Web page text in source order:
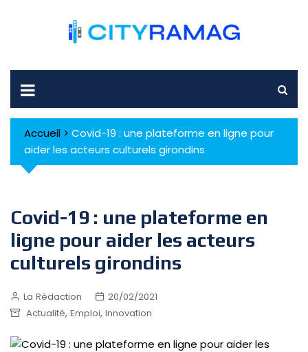
Accueil > Covid-19 : une plateforme en ligne pour
aider les acteurs culturels girondins
Covid-19 : une plateforme en
ligne pour aider les acteurs
culturels girondins
La Rédaction
20/02/2021
Actualité, Emploi, Innovation